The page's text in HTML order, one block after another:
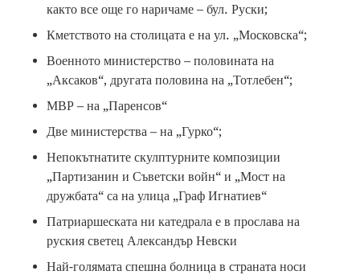
както все още го наричаме – бул. Руски;
Кметството на столицата е на ул. „Московска“;
Военното министерство – половината на
„Аксаков“, другата половина на „Тотлебен“;
МВР – на „Паренсов“
Две министерства – на „Гурко“;
Непокътнатите скулптурните композиции
„Партизанин и Съветски войн“ и „Мост на
дружбата“ са на улица „Граф Игнатиев“
Патриаршеската ни катедрала е в прослава на
руския светец Александър Невски
Най-голямата спешна болница в страната носи